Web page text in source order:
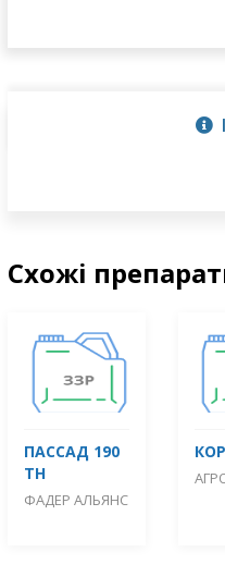
Схожі
ПАССАД 190
ТН
ФАДЕР АЛЬЯНС